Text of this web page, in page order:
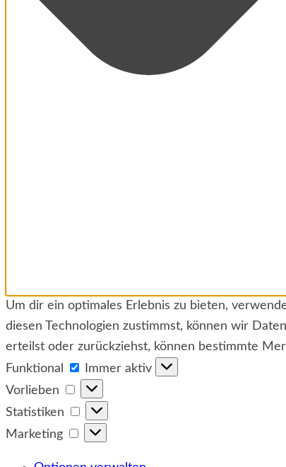
Um dir ein optimales Erlebnis zu bieten,
diesen Technologien zustimmst, können wir
erteilst oder zurückziehst, können bestimmte
Funktional
Funktional
Immer aktiv
Vorlieben
Vorlieben
Statistiken
Statistiken
Marketing
Marketing